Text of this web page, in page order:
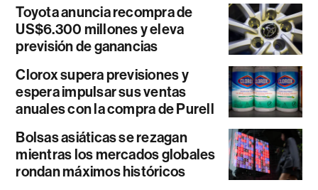
Toyota anuncia recompra de
US$6.300 millones y eleva
previsión de ganancias
Clorox supera previsiones y
espera impulsar sus ventas
anuales con la compra de Purell
Bolsas asiáticas se rezagan
mientras los mercados globales
rondan máximos históricos